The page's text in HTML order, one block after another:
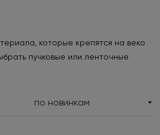
которые крепятся на веко
пучковые или ленточные
по новинкам